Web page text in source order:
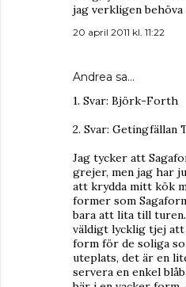
jag verkligen behöva
20 april 2011 kl. 11:22
Andrea sa…
1. Svar: Björk-Forth
2. Svar: Getingfällan
Jag tycker att
grejer, men jag har
att krydda mitt kök
former som
bara att lita till
väldigt lycklig tjej att
form för de soliga
uteplats, det är en
servera en enkel